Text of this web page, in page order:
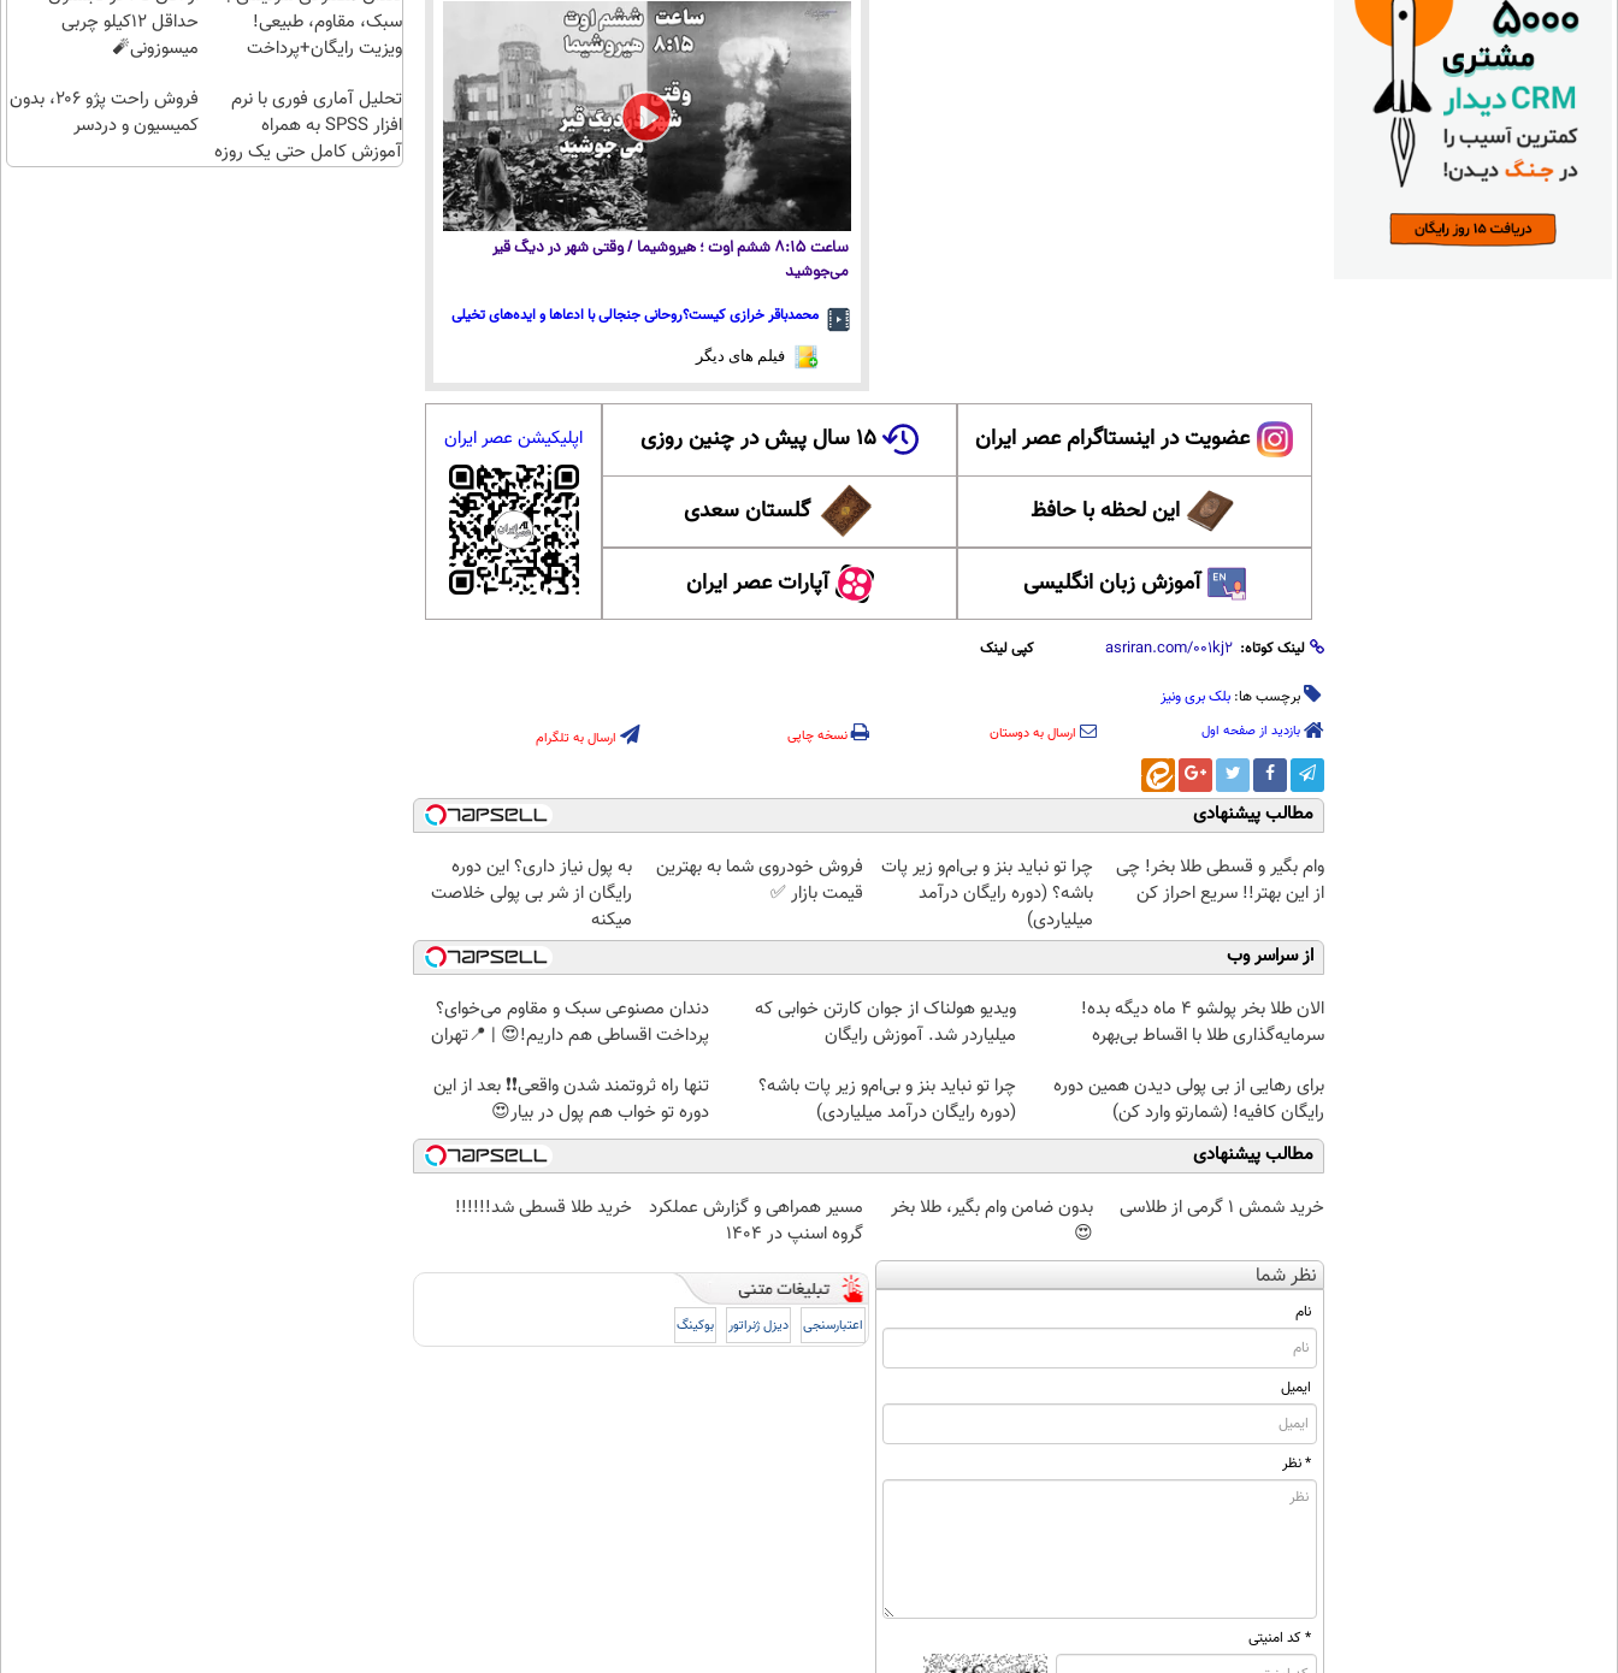
ساعت ۸:۱۵ ششم اوت ؛ هیروشیما / وقتی شهر در دیگ قیر
می‌جوشید
محمدباقر خرازی کیست؟روحانی جنجالی با ادعاها و ایده‌های تخیلی
فیلم های دیگر
عضویت در اینستاگرام عصر ایران ۱۵ سال پیش در چنین روزی
این لحظه با حافظ گلستان سعدی
آموزش زبان انگلیسی آپارات عصر ایران
اپلیکیشن عصر ایران
لینک کوتاه: کپی لینک
برچسب ها: بلک بری ونیز
بازدید از صفحه اول ارسال به دوستان نسخه چاپی ارسال به تلگرام
مطالب پیشنهادی
وام بگیر و قسطی طلا بخر! چی
از این بهتر!! سریع احراز کن
چرا تو نباید بنز و بی‌ام‌و زیر پات
باشه؟ (دوره رایگان درآمد
میلیاردی)
فروش خودروی شما به بهترین
قیمت بازار ✅
به پول نیاز داری؟ این دوره
رایگان از شر بی پولی خلاصت
میکنه
از سراسر وب
الان طلا بخر پولشو 4 ماه دیگه بده!
سرمایه‌گذاری طلا با اقساط بی‌بهره
ویدیو هولناک از جوان کارتن خوابی که
میلیاردر شد. آموزش رایگان
دندان مصنوعی سبک و مقاوم می‌خوای؟
پرداخت اقساطی هم داریم!😍 | 📍تهران
برای رهایی از بی پولی دیدن همین دوره
رایگان کافیه! (شمارتو وارد کن)
چرا تو نباید بنز و بی‌ام‌و زیر پات باشه؟
(دوره رایگان درآمد میلیاردی)
تنها راه ثروتمند شدن واقعی❗❗ بعد از این
دوره تو خواب هم پول در بیار😍
مطالب پیشنهادی
خرید شمش 1 گرمی از طلاسی
بدون ضامن وام بگیر، طلا بخر
😍
مسیر همراهی و گزارش عملکرد
گروه اسنپ در ۱۴۰۴
خرید طلا قسطی شد!!!!!!
نظر شما
نام
ایمیل
* نظر
* کد امنیتی
اعتبارسنجی دیزل ژنراتور بوکینگ
😊💎
(خرید
چند
کلیک)
سبک، مقاوم، طبیعی!
ویزیت رایگان+پرداخت
حداقل 12کیلو چربی
میسوزونی🧨
تحلیل آماری فوری با نرم
افزار SPSS به همراه
آموزش کامل حتی یک روزه
فروش راحت پژو ۲۰6، بدون
کمیسیون و دردسر